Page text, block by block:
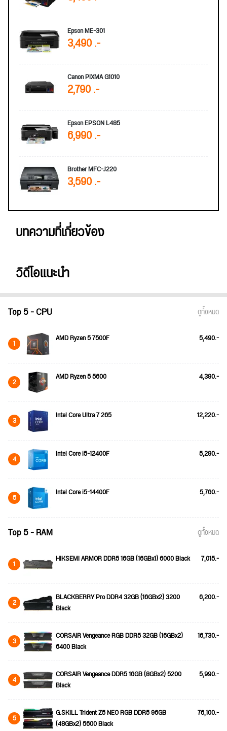
Epson ME-301
3,490 .-
Canon PIXMA G1010
2,790 .-
Epson EPSON L485
6,990 .-
Brother MFC-J220
3,590 .-
บทความที่เกี่ยวข้อง
วิดีโอแนะนำ
Top 5 - CPU ดูทั้งหมด
1 AMD Ryzen 5 7500F 5,490.-
2 AMD Ryzen 5 5600 4,390.-
3 Intel Core Ultra 7 265 12,220.-
4 Intel Core i5-12400F 5,290.-
5 Intel Core i5-14400F 5,760.-
Top 5 - RAM ดูทั้งหมด
1 HIKSEMI ARMOR DDR5 16GB (16GBx1) 6000 Black 7,015.-
2
BLACKBERRY Pro DDR4 32GB (16GBx2) 3200
Black
6,200.-
3
CORSAIR Vengeance RGB DDR5 32GB (16GBx2)
6400 Black
16,730.-
4
CORSAIR Vengeance DDR5 16GB (8GBx2) 5200
Black
5,990.-
5
G.SKILL Trident Z5 NEO RGB DDR5 96GB
(48GBx2) 5600 Black
76,100.-